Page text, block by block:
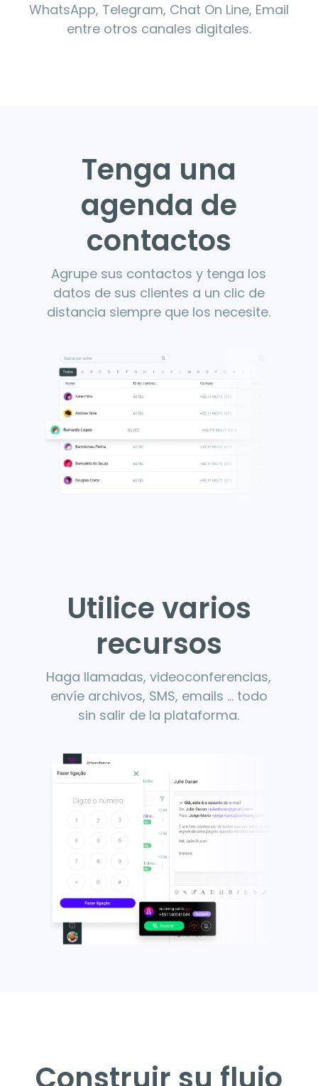
WhatsApp, Telegram, Chat On Line, Email
entre otros canales digitales.
Tenga una
agenda de
contactos
Agrupe sus contactos y tenga los
datos de sus clientes a un clic de
distancia siempre que los necesite.
Utilice varios
recursos
Haga llamadas, videoconferencias,
envíe archivos, SMS, emails ... todo
sin salir de la plataforma.
Construir su flujo